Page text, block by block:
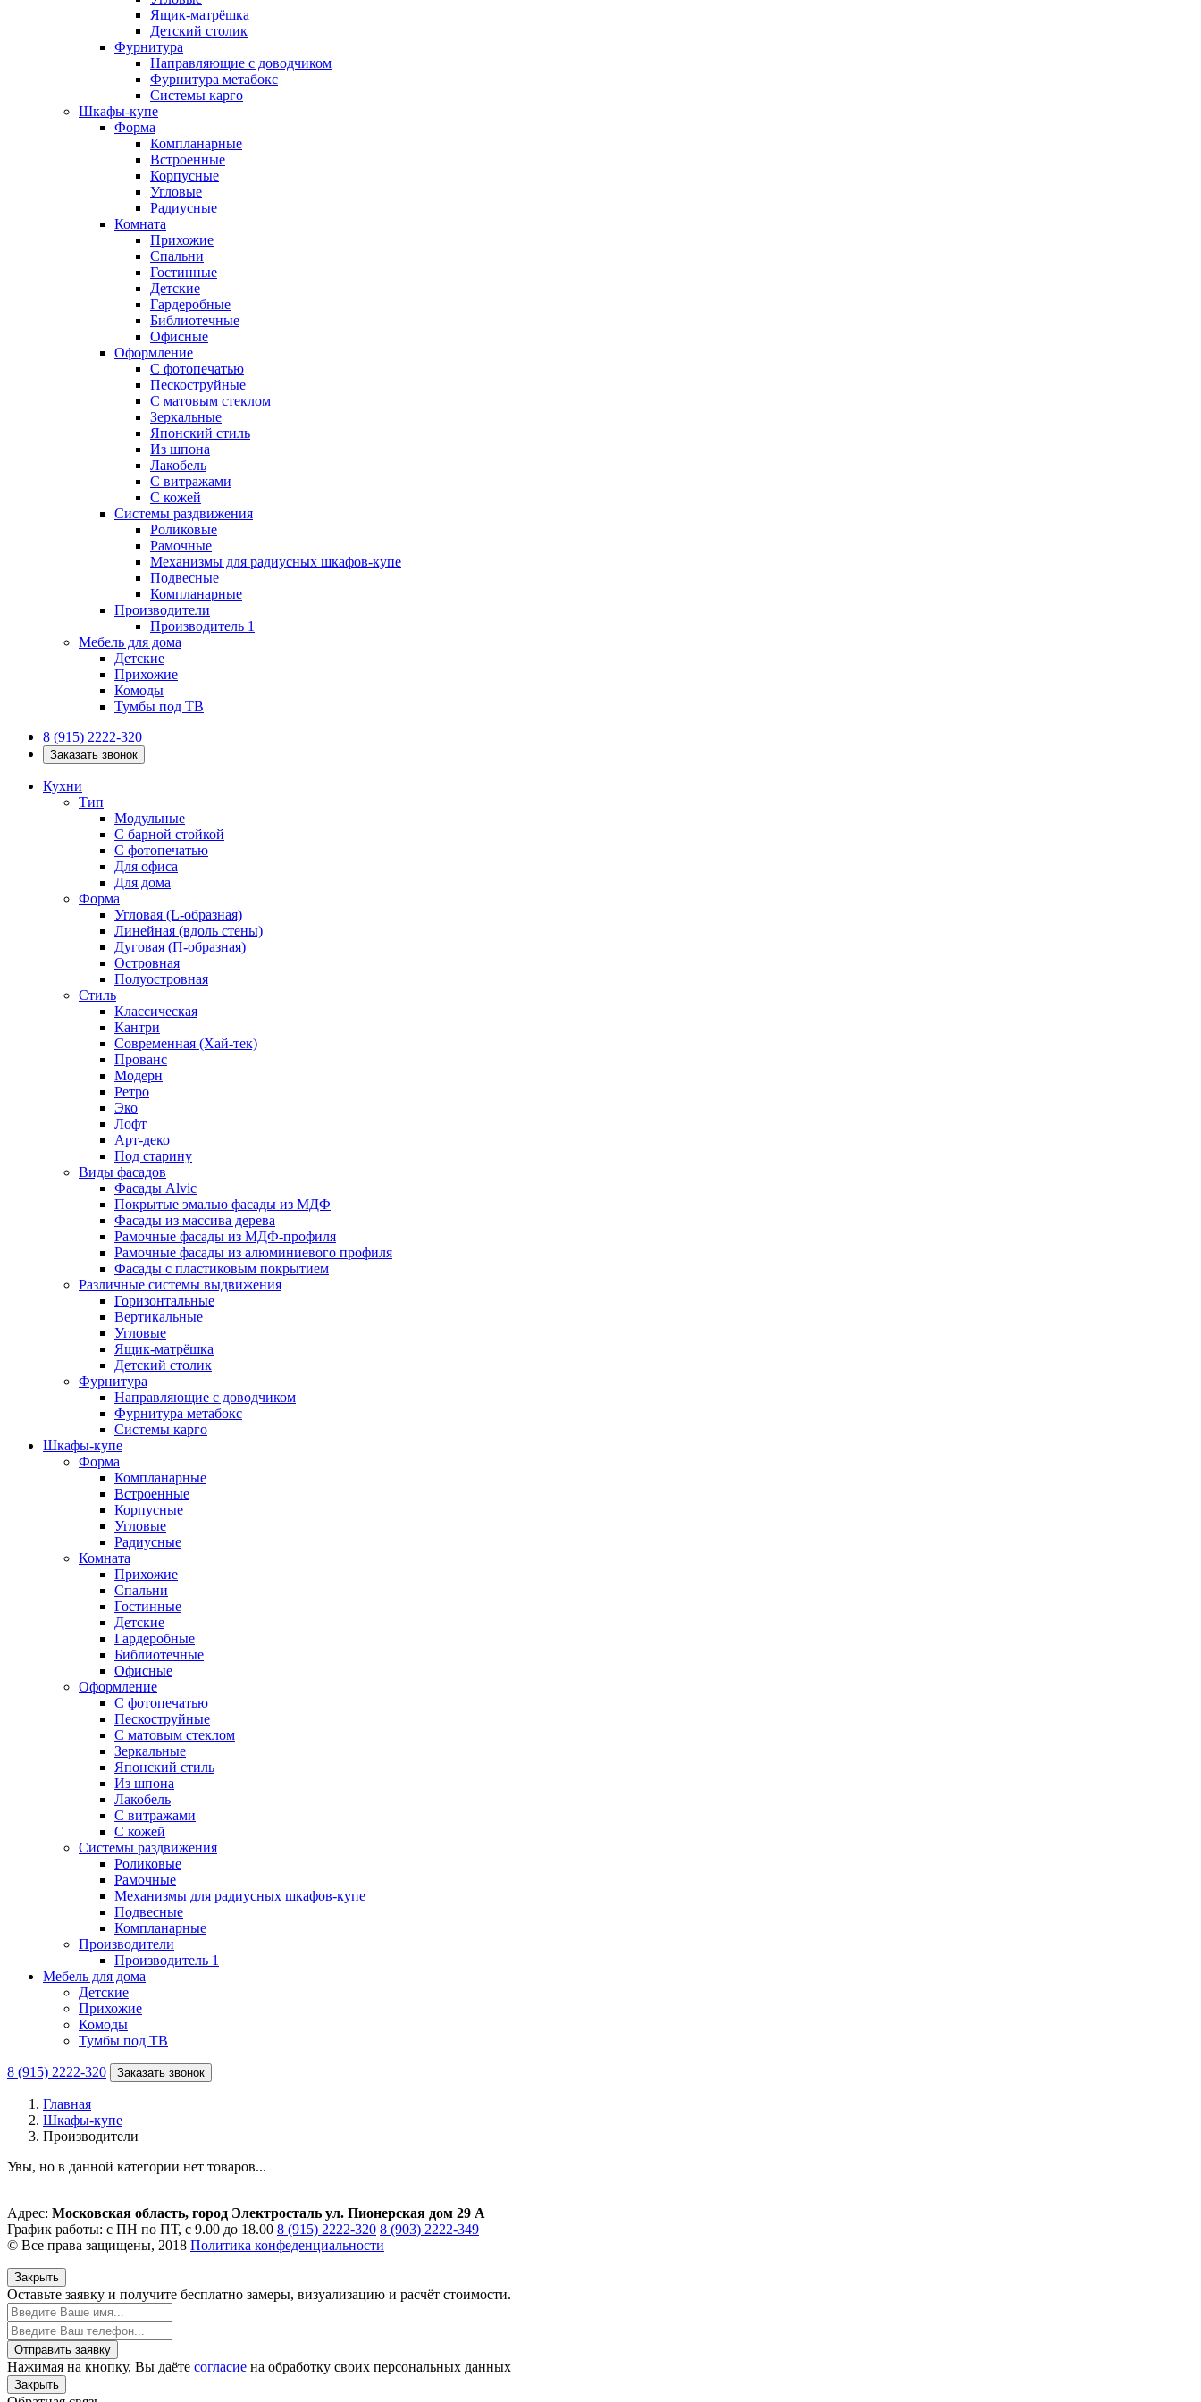
Ящик-матрёшка
Детский столик
Фурнитура
Направляющие с доводчиком
Фурнитура метабокс
Системы карго
Шкафы-купе
Форма
Компланарные
Встроенные
Корпусные
Угловые
Радиусные
Комната
Прихожие
Спальни
Гостинные
Детские
Гардеробные
Библиотечные
Офисные
Оформление
С фотопечатью
Пескоструйные
С матовым стеклом
Зеркальные
Японский стиль
Из шпона
Лакобель
С витражами
С кожей
Системы раздвижения
Роликовые
Рамочные
Механизмы для радиусных шкафов-купе
Подвесные
Компланарные
Производители
Производитель 1
Мебель для дома
Детские
Прихожие
Комоды
Тумбы под ТВ
8 (915) 2222-320
Заказать звонок
Кухни
Тип
Модульные
С барной стойкой
С фотопечатью
Для офиса
Для дома
Форма
Угловая (L-образная)
Линейная (вдоль стены)
Дуговая (П-образная)
Островная
Полуостровная
Стиль
Классическая
Кантри
Современная (Хай-тек)
Прованс
Модерн
Ретро
Эко
Лофт
Арт-деко
Под старину
Виды фасадов
Фасады Alvic
Покрытые эмалью фасады из МДФ
Фасады из массива дерева
Рамочные фасады из МДФ-профиля
Рамочные фасады из алюминиевого профиля
Фасады с пластиковым покрытием
Различные системы выдвижения
Горизонтальные
Вертикальные
Угловые
Ящик-матрёшка
Детский столик
Фурнитура
Направляющие с доводчиком
Фурнитура метабокс
Системы карго
Шкафы-купе
Форма
Компланарные
Встроенные
Корпусные
Угловые
Радиусные
Комната
Прихожие
Спальни
Гостинные
Детские
Гардеробные
Библиотечные
Офисные
Оформление
С фотопечатью
Пескоструйные
С матовым стеклом
Зеркальные
Японский стиль
Из шпона
Лакобель
С витражами
С кожей
Системы раздвижения
Роликовые
Рамочные
Механизмы для радиусных шкафов-купе
Подвесные
Компланарные
Производители
Производитель 1
Мебель для дома
Детские
Прихожие
Комоды
Тумбы под ТВ
8 (915) 2222-320 Заказать звонок
Главная
Шкафы-купе
Производители
Увы, но в данной категории нет товаров...
Адрес: Московская область, город Электросталь ул. Пионерская дом 29 А
График работы: с ПН по ПТ, с 9.00 до 18.00 8 (915) 2222-320 8 (903) 2222-349
© Все права защищены, 2018 Политика конфеденциальности
Закрыть
Оставьте заявку и получите бесплатно замеры, визуализацию и расчёт стоимости.
Отправить заявку
Нажимая на кнопку, Вы даёте согласие на обработку своих персональных данных
Закрыть